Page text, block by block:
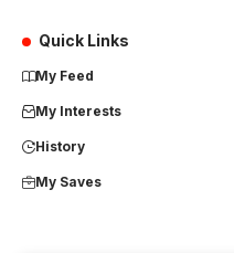
Quick Links
My Feed
My Interests
History
My Saves